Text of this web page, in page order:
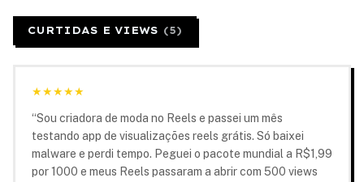
CURTIDAS E VIEWS (5)
★★★★★
“Sou criadora de moda no Reels e passei um mês
testando app de visualizações reels grátis. Só baixei
malware e perdi tempo. Peguei o pacote mundial a R$1,99
por 1000 e meus Reels passaram a abrir com 500 views